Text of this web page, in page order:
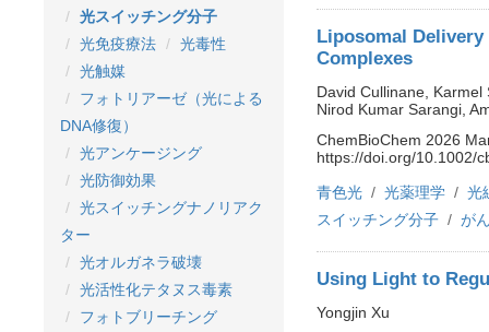
光スイッチング分子
光免疫療法
光毒性
光触媒
フォトリアーゼ（光による
DNA修復）
光アンケージング
光防御効果
光スイッチングナノリアク
ター
光オルガネラ破壊
光活性化テタヌス毒素
フォトブリーチング
Liposomal
Complexes
David Cullinane,
Nirod Kumar Sarangi,
ChemBioChem 2026
https://doi.org/10.1002/
青色光
光薬理学
光
スイッチング分子
が
Using Light to
Yongjin Xu